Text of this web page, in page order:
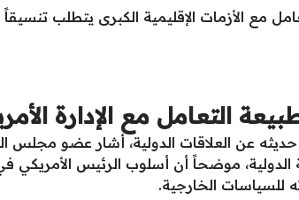
مع الأزمات الإقليمية الكبرى يتطلب
التعامل مع الإدارة
عن العلاقات الدولية، أشار عضو مجلس
الدولية، موضحاً أن أسلوب الرئيس
للسياسات الخارجية.